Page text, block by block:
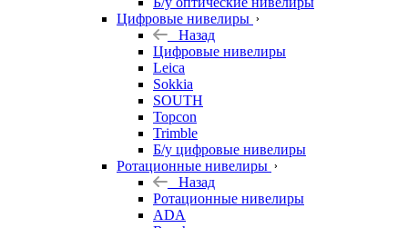
Цифровые нивелиры
Назад
Цифровые нивелиры
Leica
Sokkia
SOUTH
Topcon
Trimble
Б/у цифровые нивелиры
Ротационные нивелиры
Назад
Ротационные нивелиры
ADA